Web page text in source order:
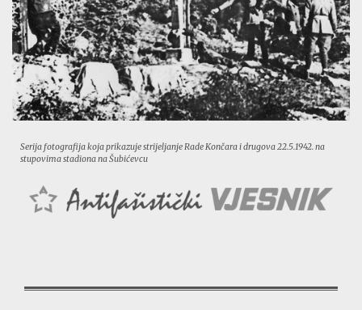
Serija fotografija koja prikazuje strijeljanje Rade Končara i drugova 22.5.1942. na
stupovima stadiona na Šubićevcu